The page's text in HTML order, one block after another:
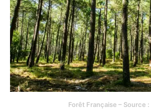
Forêt Française – Source